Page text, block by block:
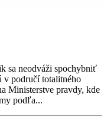
sa neodváži spochybniť
v područí totalitného
Ministerstve pravdy, kde
podľa...